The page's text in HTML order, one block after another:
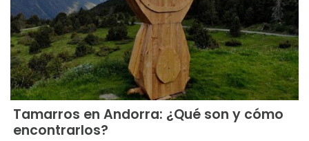
Tamarros en Andorra: ¿Qué son y cómo
encontrarlos?